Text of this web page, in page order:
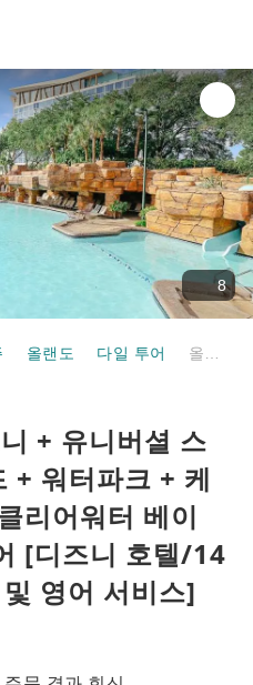
8
올랜도 다일 투어
+ 유니버셜 스
+ 워터파크 + 케
리어워터 베이
[디즈니 호텔/14
영어 서비스]